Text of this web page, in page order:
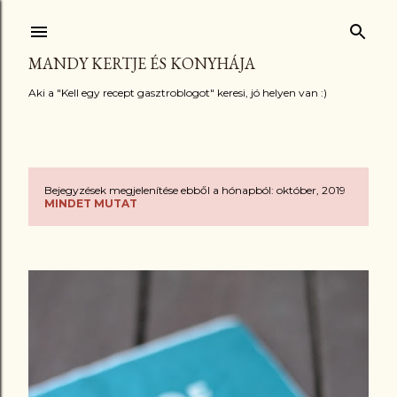
MANDY KERTJE ÉS KONYHÁJA
Aki a "Kell egy recept gasztroblogot" keresi, jó helyen van :)
j
y
Bejegyzések megjelenítése ebből a hónapból: október, 2019
MINDET MUTAT